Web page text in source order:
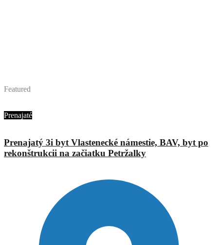
Featured
Prenajaté
Prenajatý 3i byt Vlastenecké námestie, BAV, byt po
rekonštrukcii na začiatku Petržalky